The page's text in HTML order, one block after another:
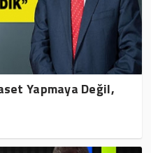
Yapmaya Değil,